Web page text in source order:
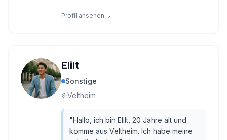
Profil ansehen
Elilt
Sonstige
Veltheim
"Hallo, ich bin Elilt, 20 Jahre alt und
komme aus Veltheim. Ich habe meine